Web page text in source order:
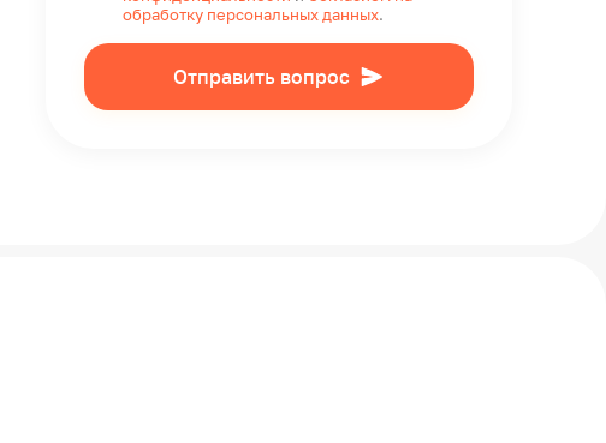
обработку персональных данных.
Отправить вопрос